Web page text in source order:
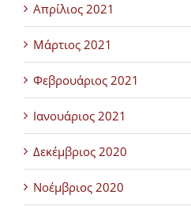
Απρίλιος 2021
Μάρτιος 2021
Φεβρουάριος 2021
Ιανουάριος 2021
Δεκέμβριος 2020
Νοέμβριος 2020